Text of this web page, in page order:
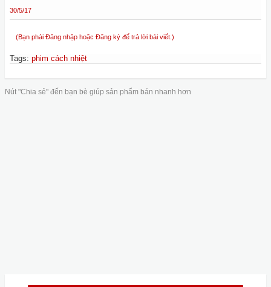
30/5/17
(Bạn phải Đăng nhập hoặc Đăng ký để trả lời bài viết.)
Tags: phim cách nhiệt
Nút "Chia sẻ" đến bạn bè giúp sản phẩm bán nhanh hơn